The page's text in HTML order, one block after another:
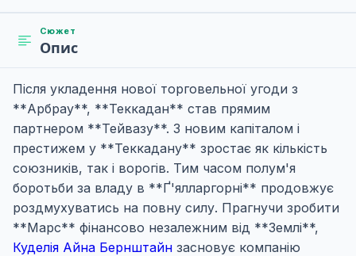
Сюжет
Опис
Після укладення нової торговельної угоди з
**Арбрау**, **Теккадан** став прямим
партнером **Тейвазу**. З новим капіталом і
престижем у **Теккадану** зростає як кількість
союзників, так і ворогів. Тим часом полум'я
боротьби за владу в **Ґ'ялларгорні** продовжує
роздмухуватись на повну силу. Прагнучи зробити
**Марс** фінансово незалежним від **Землі**,
Куделія Айна Бернштайн засновує компанію